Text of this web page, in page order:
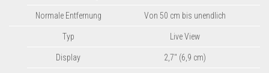
Normale Entfernung Von 50 cm bis unendlich
Typ Live View
Display 2,7″ (6,9 cm)